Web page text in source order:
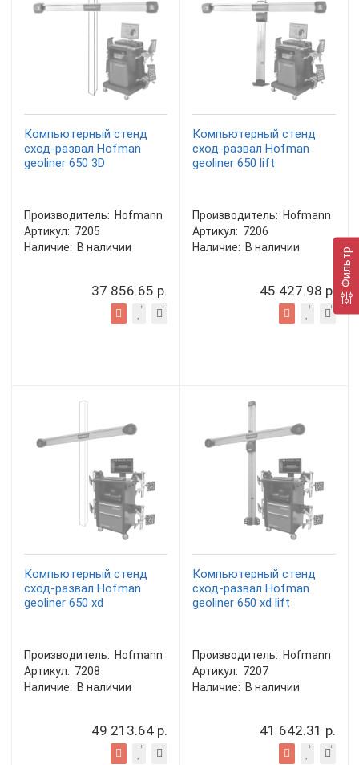
Фильтр
Компьютерный стенд
сход-развал Hofman
geoliner 650 3D
Производитель: Hofmann
Артикул: 7205
Наличие: В наличии
37 856.65 р.
Компьютерный стенд
сход-развал Hofman
geoliner 650 lift
Производитель: Hofmann
Артикул: 7206
Наличие: В наличии
45 427.98 р.
Компьютерный стенд
сход-развал Hofman
geoliner 650 xd
Производитель: Hofmann
Артикул: 7208
Наличие: В наличии
49 213.64 р.
Компьютерный стенд
сход-развал Hofman
geoliner 650 xd lift
Производитель: Hofmann
Артикул: 7207
Наличие: В наличии
41 642.31 р.